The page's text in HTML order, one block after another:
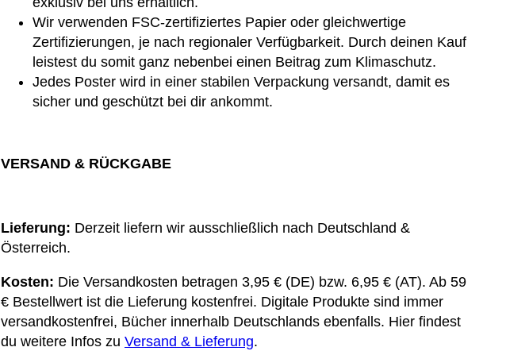
Wir verwenden FSC-zertifiziertes Papier oder gleichwertige
Zertifizierungen, je nach regionaler Verfügbarkeit. Durch deinen Kauf
leistest du somit ganz nebenbei einen Beitrag zum Klimaschutz.
Jedes Poster wird in einer stabilen Verpackung versandt, damit es
sicher und geschützt bei dir ankommt.
VERSAND & RÜCKGABE
Lieferung: Derzeit liefern wir ausschließlich nach Deutschland &
Österreich.
Kosten: Die Versandkosten betragen 3,95 € (DE) bzw. 6,95 € (AT). Ab 59
€ Bestellwert ist die Lieferung kostenfrei. Digitale Produkte sind immer
versandkostenfrei, Bücher innerhalb Deutschlands ebenfalls. Hier findest
du weitere Infos zu Versand & Lieferung.